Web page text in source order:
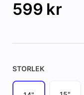
599 kr
STORLEK